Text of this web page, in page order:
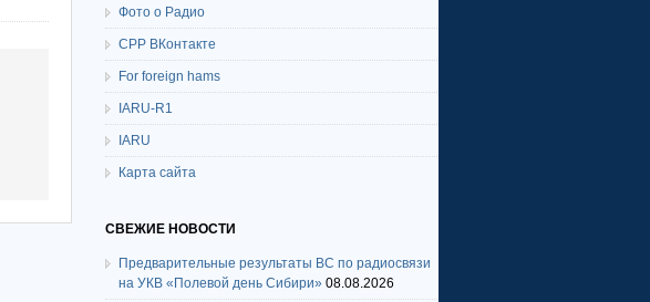
Фото о Радио
СРР ВКонтакте
For foreign hams
IARU-R1
IARU
Карта сайта
СВЕЖИЕ НОВОСТИ
Предварительные результаты ВС по радиосвязи
на УКВ «Полевой день Сибири» 08.08.2026